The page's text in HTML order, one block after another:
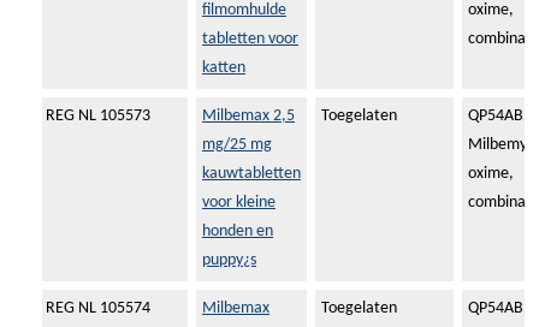
filmomhulde
tabletten voor
katten
oxime,
REG NL 105573
Milbemax 2,5
mg/25 mg
kauwtabletten
voor kleine
honden en
puppy¿s
Toegelaten
oxime,
REG NL 105574
Milbemax
Toegelaten